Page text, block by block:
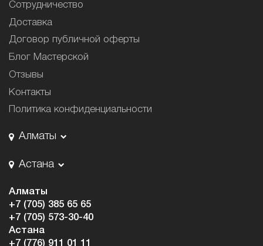
Сотрудничество
Доставка
Договор публичной оферты
Блог Мастерской
Отзывы
Контакты
Политика конфиденциальности
Алматы
Астана
Алматы
+7 (705) 385 65 65
+7 (705) 573-30-40
Астана
+7 (776) 911 01 11